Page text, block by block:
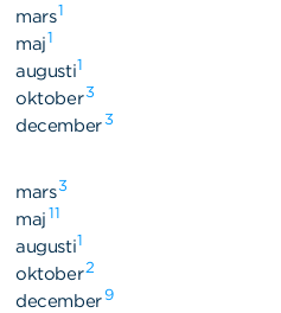
mars1
maj1
augusti1
oktober3
december3
mars3
maj 11
augusti1
oktober2
december9